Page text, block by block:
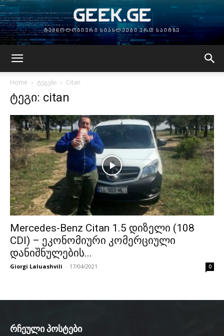
GEEK.GE
ტექნოლოგიური სიახლეები ერთ საიტზე
Home ტეგები Citan
ტეგი: citan
Mercedes-Benz Citan 1.5 დიზელი (108
CDI) – ეკონომიური კომერციული
დანიშნულების...
Giorgi Laluashvili - 17/04/2021 0
რჩეული პოსტები